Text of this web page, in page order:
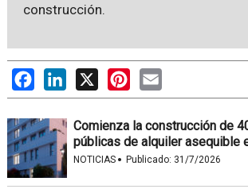
construcción.
FacebookLinkedIn
X PinterestEmail
Comienza la construcción de
públicas de alquiler asequible
NOTICIAS · Publicado: 31/7/2026